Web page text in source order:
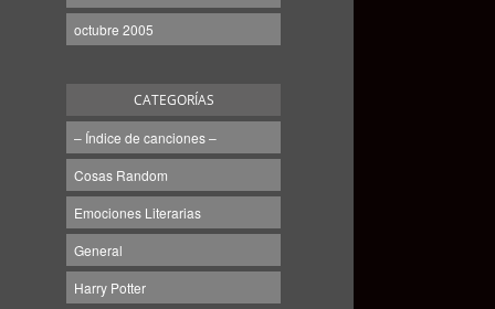
octubre 2005
CATEGORÍAS
– Índice de canciones –
Cosas Random
Emociones Literarias
General
Harry Potter